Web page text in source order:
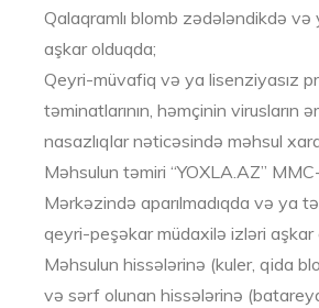
Qalaqramlı blomb zədələndikdə
aşkar olduqda;
Qeyri-müvafiq və ya lisenziyasız
təminatlarının, həmçinin virusların
nasazlıqlar nəticəsində məhsul
Məhsulun təmiri “YOXLA.AZ”
Mərkəzində aparılmadıqda və ya
qeyri-peşəkar müdaxilə izləri aşkar
Məhsulun hissələrinə (kuler, qida
və sərf olunan hissələrinə